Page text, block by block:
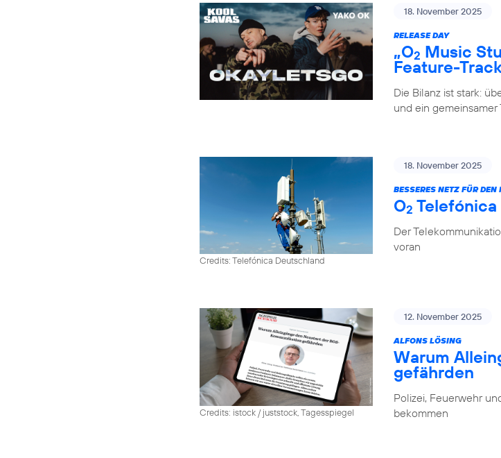
18. November 2025
RELEASE DAY
„O2 Music
Feature-
Die Bilanz ist stark:
und ein
Credits: Telefónica Deutschland
18. November 2025
BESSERES NETZ FÜR
O2
Der
voran
Credits: istock / juststock, Tagesspiegel
12. November 2025
ALFONS LÖSING
Warum
gefährden
Polizei, Feuerwehr
bekommen